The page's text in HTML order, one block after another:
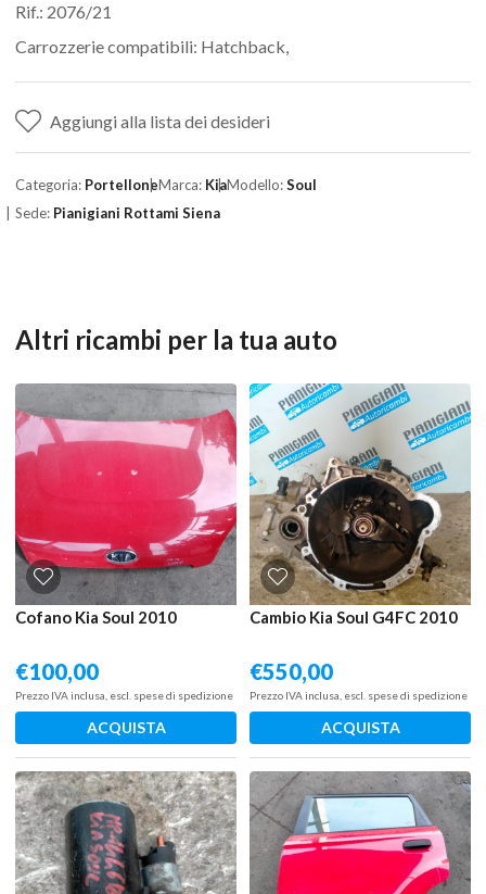
Rif.: 2076/21
Carrozzerie compatibili: Hatchback,
Aggiungi alla lista dei desideri
Categoria: PortelloneMarca: KiaModello:Soul
Sede: Pianigiani Rottami Siena
Altri ricambi per la tua auto
Cofano Kia Soul 2010
€100,00
Prezzo IVA inclusa, escl. spese di spedizione
ACQUISTA
Cambio Kia Soul G4FC 2010
€550,00
Prezzo IVA inclusa, escl. spese di spedizione
ACQUISTA